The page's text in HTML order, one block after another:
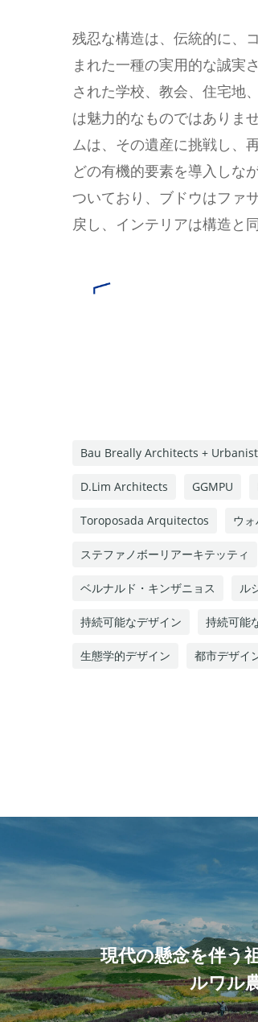
残忍な構造は、伝統的に、
まれた一種の実用的な誠実
された学校、教会、住宅地
は魅力的なものではありま
ムは、その遺産に挑戦し、
どの有機的要素を導入しな
ついており、ブドウはファ
戻し、インテリアは構造と
Bau Breally Architects +
D.Lim Architects GGMPU
Toroposada Arquitectos ウォ
ステファノボーリアーキテッティ
ベルナルド・キンザニョス ル
持続可能なデザイン 持続可能
生態学的デザイン 都市デザイ
現代の懸念を伴う
ルワル